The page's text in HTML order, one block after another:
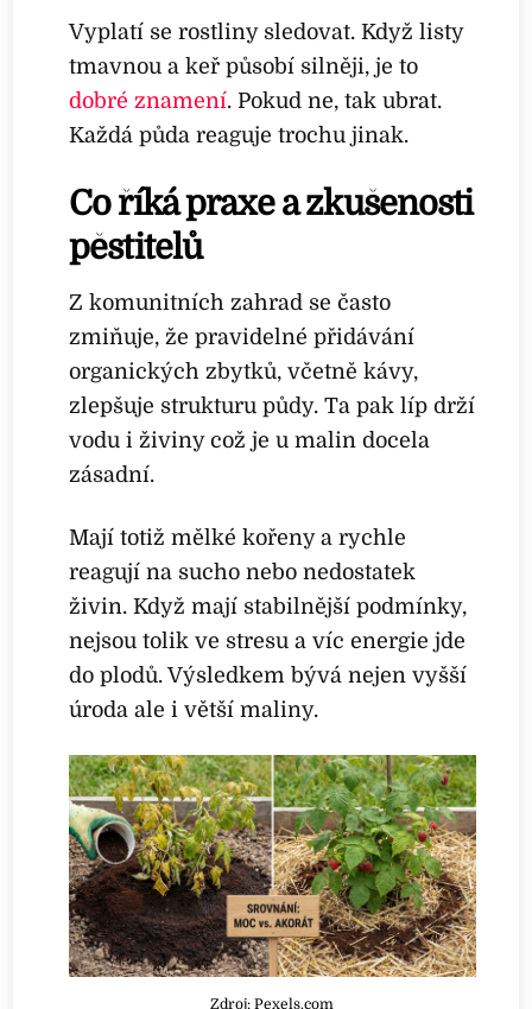
Vyplatí se rostliny sledovat. Když listy
tmavnou a keř působí silněji, je to
dobré znamení. Pokud ne, tak ubrat.
Každá půda reaguje trochu jinak.
Co říká praxe a zkušenosti
pěstitelů
Z komunitních zahrad se často
zmiňuje, že pravidelné přidávání
organických zbytků, včetně kávy,
zlepšuje strukturu půdy. Ta pak líp drží
vodu i živiny což je u malin docela
zásadní.
Mají totiž mělké kořeny a rychle
reagují na sucho nebo nedostatek
živin. Když mají stabilnější podmínky,
nejsou tolik ve stresu a víc energie jde
do plodů. Výsledkem bývá nejen vyšší
úroda ale i větší maliny.
Zdroj: Pexels.com